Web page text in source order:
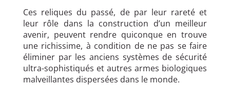
Ces reliques du passé, de par leur rareté et
leur rôle dans la construction d’un meilleur
avenir, peuvent rendre quiconque en trouve
une richissime, à condition de ne pas se faire
éliminer par les anciens systèmes de sécurité
ultra-sophistiqués et autres armes biologiques
malveillantes dispersées dans le monde.